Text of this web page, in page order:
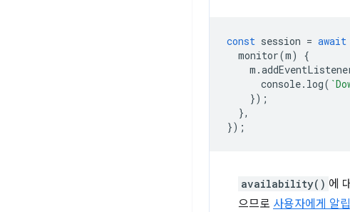
const session = await
monitor(m)
{
m .
console. log(
});
},
});
availability() 에
으므로 사용자에게 알